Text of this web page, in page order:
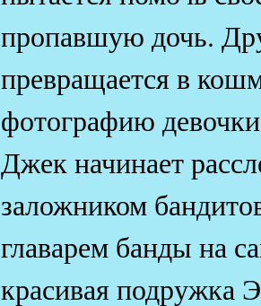
пропавшую дочь.
превращается в
фотографию
Джек начинает
заложником
главарем банды на
красивая подружка